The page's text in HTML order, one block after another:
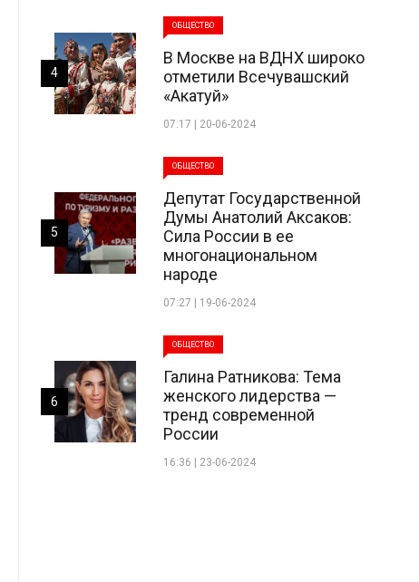
ОБЩЕСТВО
В Москве на ВДНХ широко
отметили Всечувашский
«Акатуй»
07:17 | 20-06-2024
4
ОБЩЕСТВО
Депутат Государственной
Думы Анатолий Аксаков:
Сила России в ее
многонациональном
народе
07:27 | 19-06-2024
5
ОБЩЕСТВО
Галина Ратникова: Тема
женского лидерства —
тренд современной
России
16:36 | 23-06-2024
6